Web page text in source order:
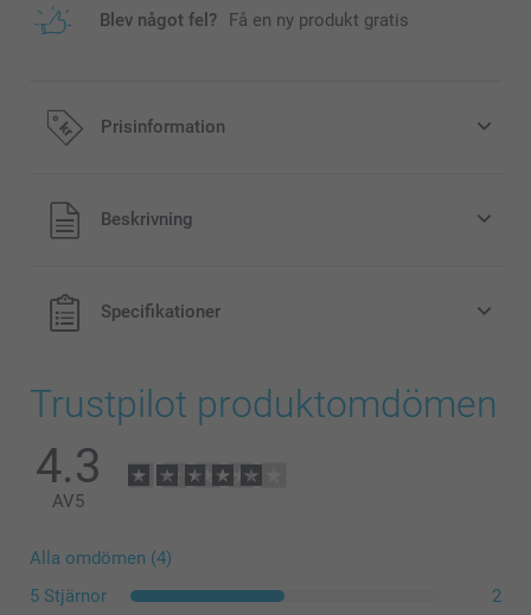
Blev något fel? Få en ny produkt gratis
Prisinformation
Alla priser är i svenska kronor (SEK), inklusive moms och
exklusive porto.
Beskrivning
Specifikationer
Trustpilot produktomdömen
4.3
AV5
Alla omdömen (4)
5 Stjärnor
2